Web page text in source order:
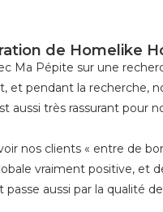
de Homelike
Ma Pépite sur une
et pendant la recherche,
aussi très rassurant
nos clients « entre de
vraiment positive,
aussi par la qualité